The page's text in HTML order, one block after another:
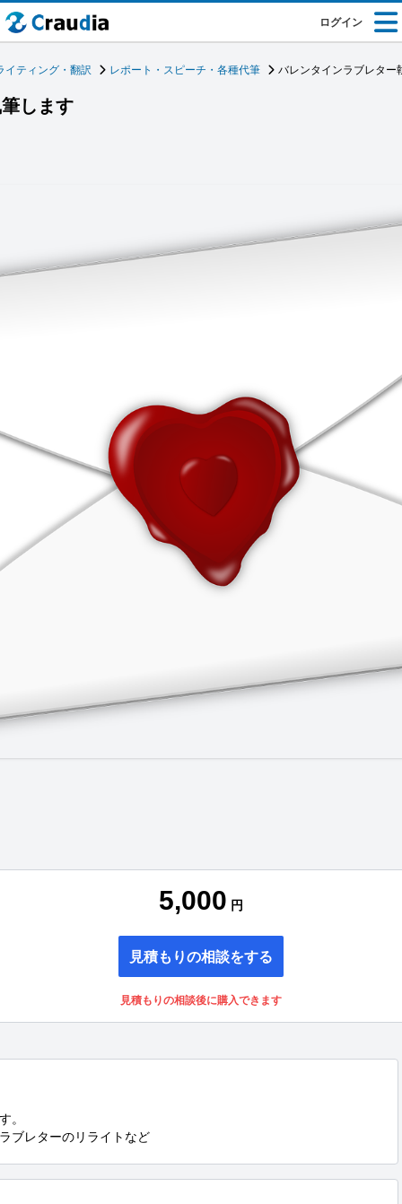
ログイン
イティング・翻訳 レポート・スピーチ・各種代筆 バレンタインラブレター
します
5,000 円
見積もりの相談をする
見積もりの相談後に購入できます
。
ブレターのリライトなど